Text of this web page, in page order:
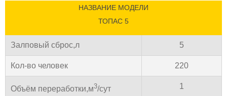
НАЗВАНИЕ МОДЕЛИ
ТОПАС 5
Залповый сброс,л 5
Кол-во человек 220
Объём переработки,м3/сут 1